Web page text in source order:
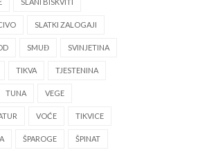
SLATKI ZALOGAJI
SMUĐ SVINJETINA
TIKVA TJESTENINA
TUNA VEGE
VOĆE TIKVICE
ŠPAROGE ŠPINAT